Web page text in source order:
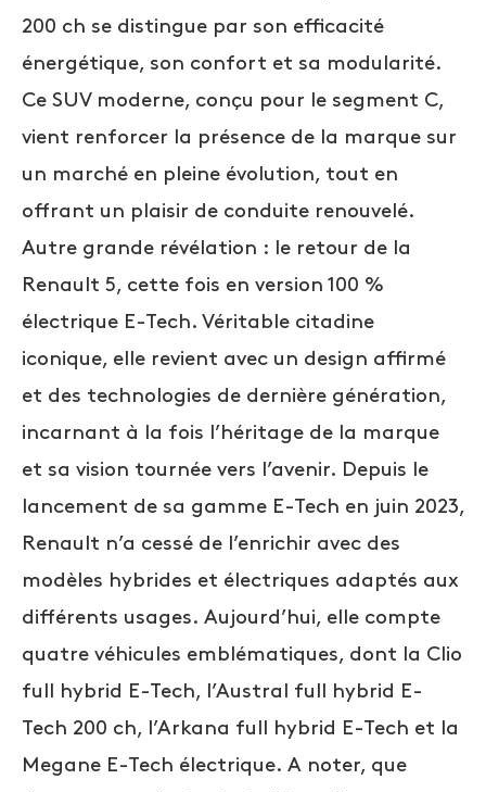
200 ch se distingue par son efficacité
énergétique, son confort et sa modularité.
Ce SUV moderne, conçu pour le segment C,
vient renforcer la présence de la marque sur
un marché en pleine évolution, tout en
offrant un plaisir de conduite renouvelé.
Autre grande révélation : le retour de la
Renault 5, cette fois en version 100 %
électrique E-Tech. Véritable citadine
iconique, elle revient avec un design affirmé
et des technologies de dernière génération,
incarnant à la fois l’héritage de la marque
et sa vision tournée vers l’avenir. Depuis le
lancement de sa gamme E-Tech en juin 2023,
Renault n’a cessé de l’enrichir avec des
modèles hybrides et électriques adaptés aux
différents usages. Aujourd’hui, elle compte
quatre véhicules emblématiques, dont la Clio
full hybrid E-Tech, l’Austral full hybrid E-
Tech 200 ch, l’Arkana full hybrid E-Tech et la
Megane E-Tech électrique. A noter, que